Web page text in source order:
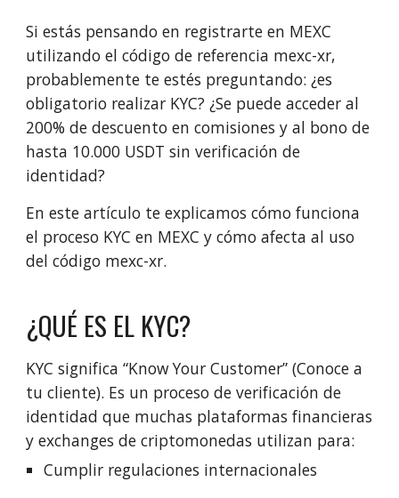
Si estás pensando en registrarte en MEXC
utilizando el código de referencia mexc-xr,
probablemente te estés preguntando: ¿es
obligatorio realizar KYC? ¿Se puede acceder al
200% de descuento en comisiones y al bono de
hasta 10.000 USDT sin verificación de
identidad?
En este artículo te explicamos cómo funciona
el proceso KYC en MEXC y cómo afecta al uso
del código mexc-xr.
¿QUÉ ES EL KYC?
KYC significa “Know Your Customer” (Conoce a
tu cliente). Es un proceso de verificación de
identidad que muchas plataformas financieras
y exchanges de criptomonedas utilizan para:
Cumplir regulaciones internacionales